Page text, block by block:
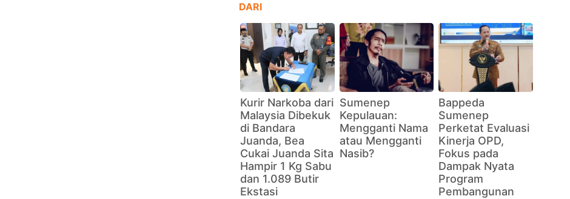
DARI
Kurir Narkoba dari
Malaysia Dibekuk
di Bandara
Juanda, Bea
Cukai Juanda Sita
Hampir 1 Kg Sabu
dan 1.089 Butir
Ekstasi
Sumenep
Kepulauan:
Mengganti Nama
atau Mengganti
Nasib?
Bappeda
Sumenep
Perketat Evaluasi
Kinerja OPD,
Fokus pada
Dampak Nyata
Program
Pembangunan